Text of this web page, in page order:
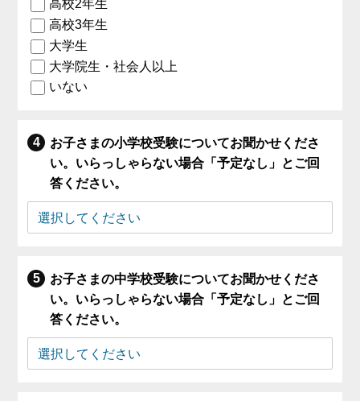
高校2年生
高校3年生
大学生
大学院生・社会人以上
いない
お子さまの小学校受験についてお聞かせくださ
い。いらっしゃらない場合「予定なし」とご回
答ください。
お子さまの中学校受験についてお聞かせくださ
い。いらっしゃらない場合「予定なし」とご回
答ください。